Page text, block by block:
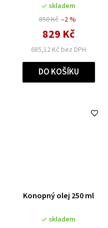
skladem
850 Kč
685,12 Kč bez DPH
829 Kč
–2 %
DO KOŠÍKU
Konopný olej 250 ml
skladem